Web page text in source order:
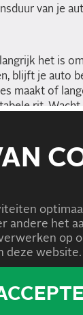
van je
het is
blijft je auto
maakt of
rit.
andere het
op
deze website.